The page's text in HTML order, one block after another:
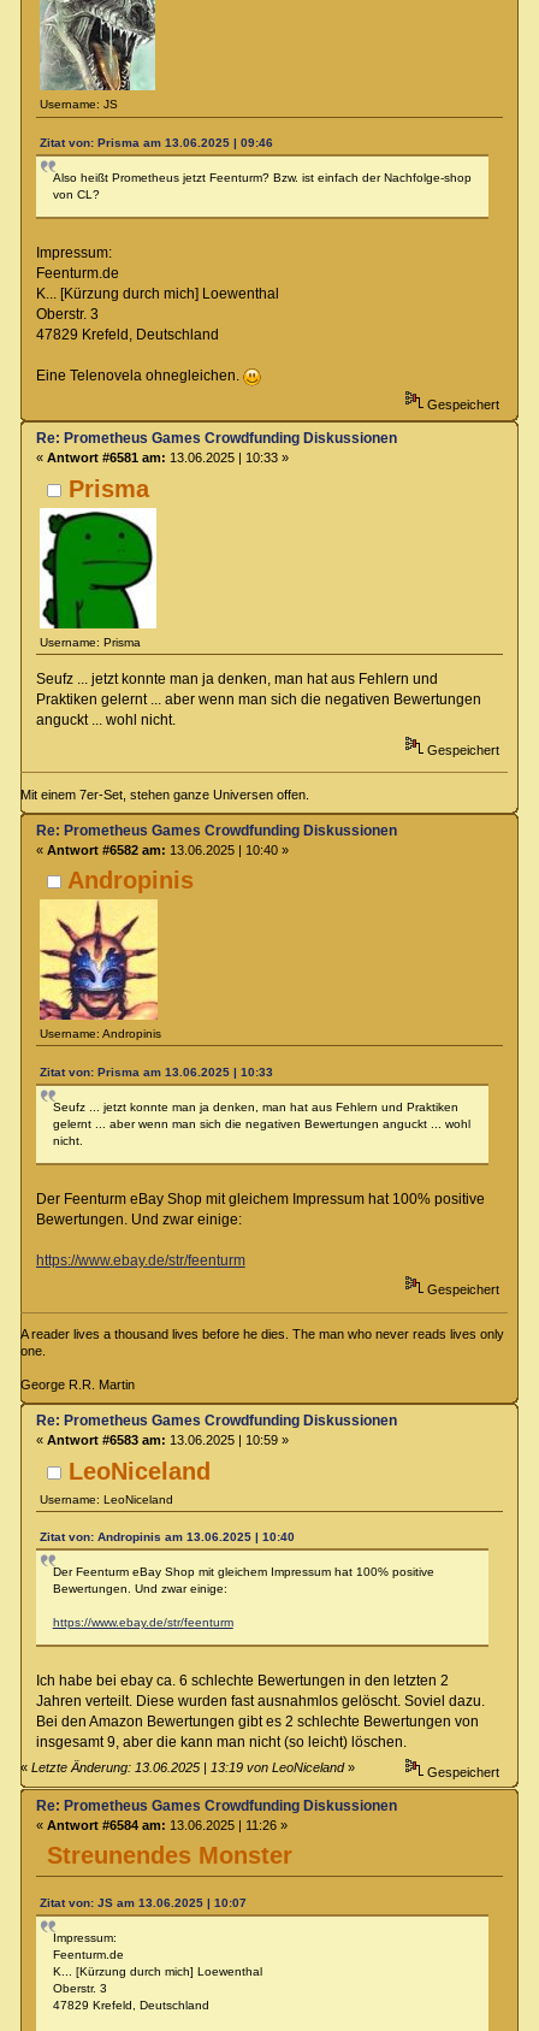
Username: JS
Zitat von: Prisma am 13.06.2025 | 09:46
Also heißt Prometheus jetzt Feenturm? Bzw. ist einfach der Nachfolge-shop
von CL?
Impressum:
Feenturm.de
K... [Kürzung durch mich] Loewenthal
Oberstr. 3
47829 Krefeld, Deutschland
Eine Telenovela ohnegleichen.
Gespeichert
Prisma
Username: Prisma
Re: Prometheus Games Crowdfunding Diskussionen
« Antwort #6581 am: 13.06.2025 | 10:33 »
Seufz ... jetzt konnte man ja denken, man hat aus Fehlern und
Praktiken gelernt ... aber wenn man sich die negativen Bewertungen
anguckt ... wohl nicht.
Gespeichert
Mit einem 7er-Set, stehen ganze Universen offen.
Andropinis
Username: Andropinis
Re: Prometheus Games Crowdfunding Diskussionen
« Antwort #6582 am: 13.06.2025 | 10:40 »
Zitat von: Prisma am 13.06.2025 | 10:33
Seufz ... jetzt konnte man ja denken, man hat aus Fehlern und Praktiken
gelernt ... aber wenn man sich die negativen Bewertungen anguckt ... wohl
nicht.
Der Feenturm eBay Shop mit gleichem Impressum hat 100% positive
Bewertungen. Und zwar einige:
https://www.ebay.de/str/feenturm
Gespeichert
A reader lives a thousand lives before he dies. The man who never reads lives only
one.
George R.R. Martin
LeoNiceland
Username: LeoNiceland
Re: Prometheus Games Crowdfunding Diskussionen
« Antwort #6583 am: 13.06.2025 | 10:59 »
Zitat von: Andropinis am 13.06.2025 | 10:40
Der Feenturm eBay Shop mit gleichem Impressum hat 100% positive
Bewertungen. Und zwar einige:
https://www.ebay.de/str/feenturm
Ich habe bei ebay ca. 6 schlechte Bewertungen in den letzten 2
Jahren verteilt. Diese wurden fast ausnahmlos gelöscht. Soviel dazu.
Bei den Amazon Bewertungen gibt es 2 schlechte Bewertungen von
insgesamt 9, aber die kann man nicht (so leicht) löschen.
«Letzte Änderung: 13.06.2025 | 13:19 von LeoNiceland» Gespeichert
Streunendes Monster
Re: Prometheus Games Crowdfunding Diskussionen
« Antwort #6584 am: 13.06.2025 | 11:26 »
Zitat von: JS am 13.06.2025 | 10:07
Impressum:
Feenturm.de
K... [Kürzung durch mich] Loewenthal
Oberstr. 3
47829 Krefeld, Deutschland